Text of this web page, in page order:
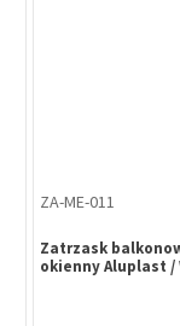
ZP-CZ-972
Zamek główny
zamka